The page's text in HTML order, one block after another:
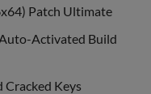
Patch Ultimate
Activated Build
Cracked Keys